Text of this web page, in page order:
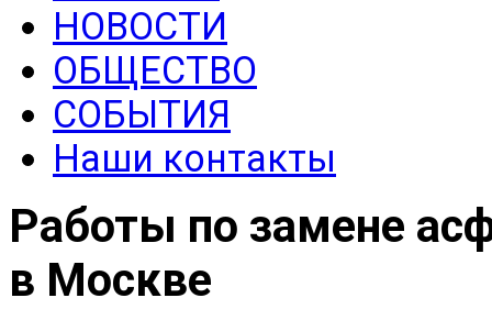
НОВОСТИ
ОБЩЕСТВО
СОБЫТИЯ
Наши контакты
Работы по замене
в Москве